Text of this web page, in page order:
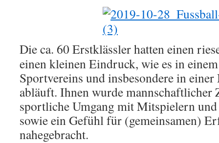
Die ca. 60 Erstklässler hatten einen
einen kleinen Eindruck, wie es in
Sportvereins und insbesondere in
abläuft. Ihnen wurde mannschaftlicher
sportliche Umgang mit Mitspielern
sowie ein Gefühl für (gemeinsamen)
nahegebracht.